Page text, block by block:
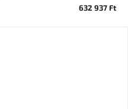
632 937 Ft